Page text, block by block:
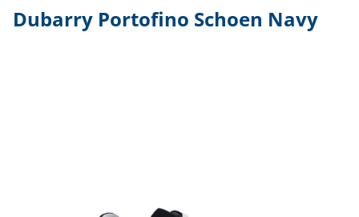
Dubarry Portofino Schoen Navy